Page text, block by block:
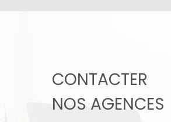
CONTACTER
NOS AGENCES